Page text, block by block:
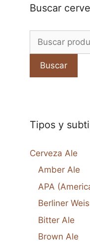
Buscar
por:
Buscar
Tipos y
Cerveza Ale
Amber Ale
APA
Berliner
Bitter Ale
Brown Ale